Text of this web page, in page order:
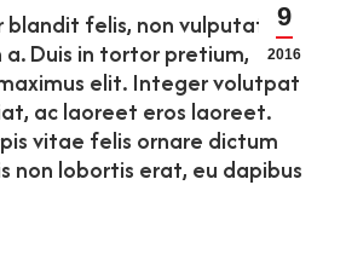
9
2016
blandit felis, non vulputate
Duis in tortor pretium,
elit. Integer volutpat
ac laoreet eros laoreet.
vitae felis ornare dictum
non lobortis erat, eu dapibus